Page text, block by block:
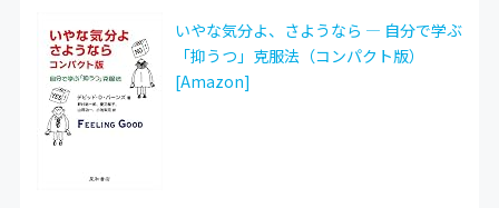
いやな気分よ、さようなら ― 自分で学ぶ
「抑うつ」克服法（コンパクト版）
[Amazon]